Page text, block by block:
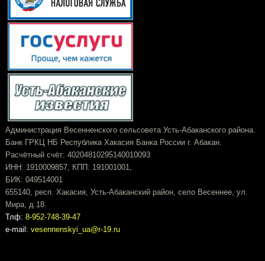
Администрация Весенненского сельсовета Усть-Абаканского района.
Банк ГРКЦ НБ Республика Хакасия Банка России г. Абакан.
Расчётный счёт: 40204810295140010093
ИНН: 1910009857, КПП: 191001001,
БИК: 049514001
655140, респ. Хакасия, Усть-Абаканский район, село Весеннее, ул.
Мира, д.18.
Тлф: 8-952-748-39-47
e-mail: vesennenskyi_ua@r-19.ru